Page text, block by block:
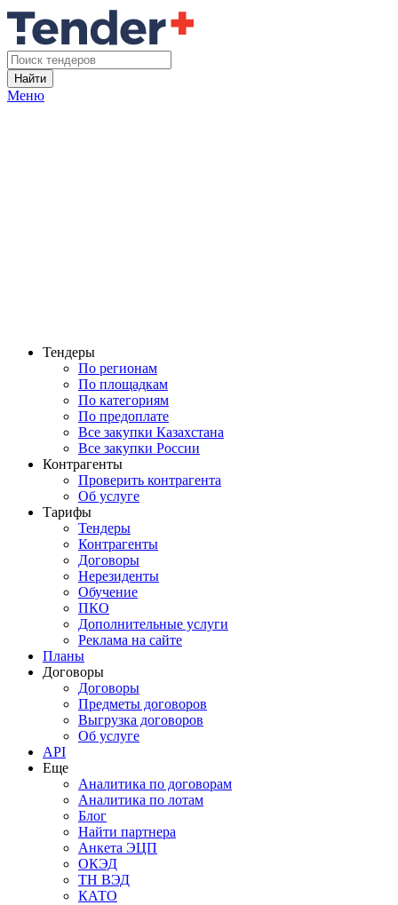
Найти
Меню
Тендеры
По регионам
По площадкам
По категориям
По предоплате
Все закупки Казахстана
Все закупки России
Контрагенты
Проверить контрагента
Об услуге
Тарифы
Тендеры
Контрагенты
Договоры
Нерезиденты
Обучение
ПКО
Дополнительные услуги
Реклама на сайте
Планы
Договоры
Договоры
Предметы договоров
Выгрузка договоров
Об услуге
API
Еще
Аналитика по договорам
Аналитика по лотам
Блог
Найти партнера
Анкета ЭЦП
ОКЭД
ТН ВЭД
КАТО